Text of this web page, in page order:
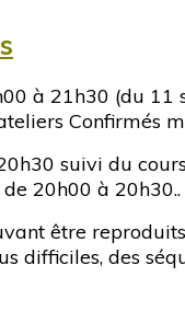
à 21h30 (du
Confirmés
suivi du
20h00 à 20h30..
être
difficiles, des